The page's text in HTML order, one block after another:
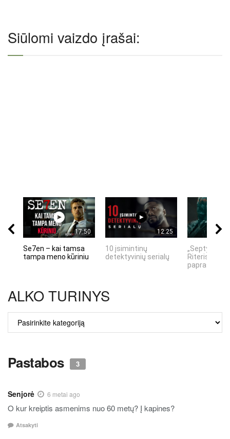
Siūlomi vaizdo įrašai:
17:50
Se7en – kai tamsa
tampa meno kūriniu
12:25
10 įsimintinų
detektyvinių serialų
„Septynių
Riteris" – kai
ALKO TURINYS
TURINYS
Pastabos 3
Senjorė 6 metai ago
O kur kreiptis asmenims nuo 60 metų? Į kapines?
Atsakyti